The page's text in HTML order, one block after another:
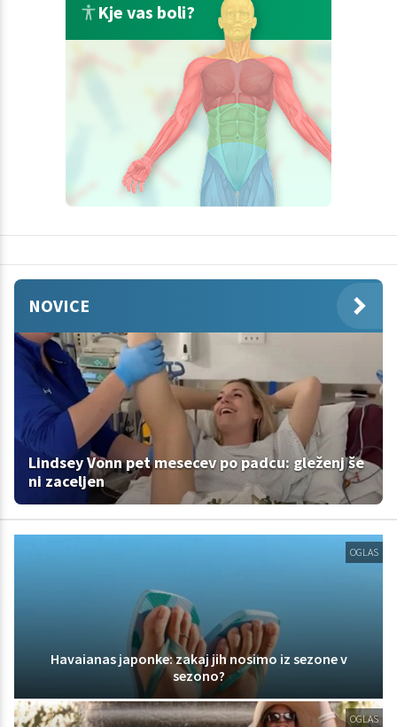
Kje vas boli?
NOVICE
Lindsey Vonn pet mesecev po padcu: gleženj še
ni zaceljen
OGLAS
Havaianas japonke: zakaj jih nosimo iz sezone v
sezono?
OGLAS